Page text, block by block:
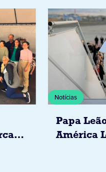
Notícias
Papa
América